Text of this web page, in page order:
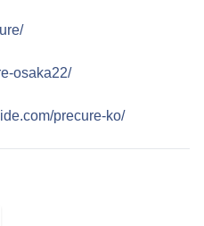
osaka22/
precure-ko/